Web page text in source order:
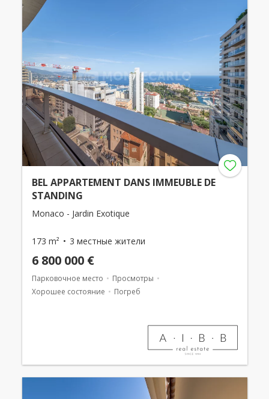
BEL APPARTEMENT DANS IMMEUBLE DE
STANDING
Monaco - Jardin Exotique
173 m² 3 местные жители
6 800 000 €
Парковочное место
Просмотры
Хорошее состояние
Погреб